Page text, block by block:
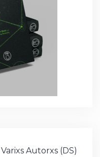
Varixs Autorxs (DS)